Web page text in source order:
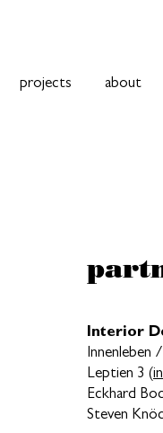
projects about
Interior
Innenleben
Leptien 3 (
Eckhard
Steven